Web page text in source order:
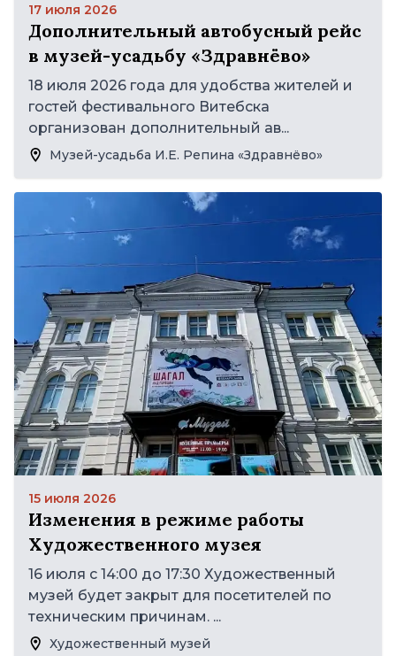
17 июля 2026
Дополнительный автобусный рейс
в музей-усадьбу «Здравнёво»
18 июля 2026 года для удобства жителей и
гостей фестивального Витебска
организован дополнительный ав...
Музей-усадьба И.Е. Репина «Здравнёво»
15 июля 2026
Изменения в режиме работы
Художественного музея
16 июля с 14:00 до 17:30 Художественный
музей будет закрыт для посетителей по
техническим причинам. ...
Художественный музей